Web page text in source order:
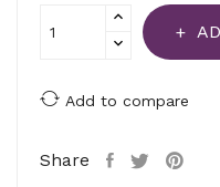
Add to compare
Share